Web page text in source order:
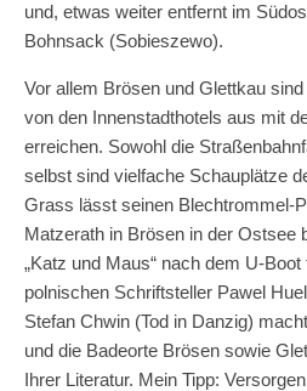
und, etwas weiter entfernt im
Bohnsack (Sobieszewo).
Vor allem Brösen und Glettkau
von den Innenstadthotels aus mit
erreichen. Sowohl die
selbst sind vielfache Schauplätze
Grass lässt seinen Blechtrommel-
Matzerath in Brösen in der Ostsee
„Katz und Maus“ nach dem U-
polnischen Schriftsteller Pawel
Stefan Chwin (Tod in Danzig)
und die Badeorte Brösen sowie
Ihrer Literatur. Mein Tipp: